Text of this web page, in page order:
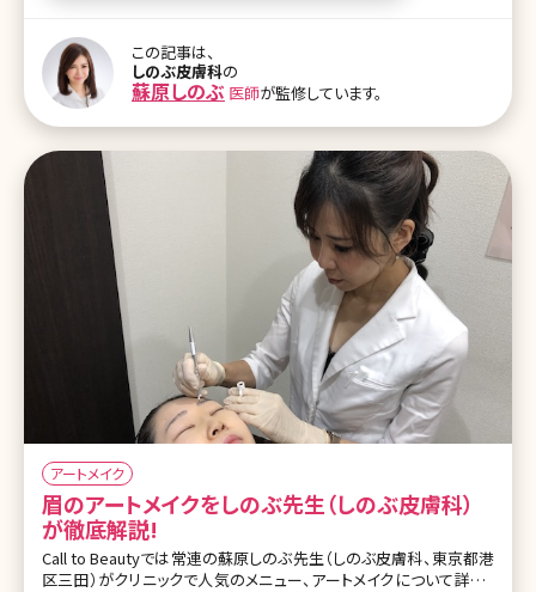
と、動いていないときは良いけども、動くと違和感が生まれることもあ
ります ー額の生え際のアートメイクについてお伺いします。患者様に
よっては、部分的な施術だけではなく、広範囲にされる方もいらっし
ゃいますか? しのぶ先生（以下S）：基本的にアートメイクはどこにで
ンに施術しています。
この記事は、
しのぶ皮膚科の
蘇原しのぶ 医師が監修しています。
アートメイク
眉のアートメイクをしのぶ先生（しのぶ皮膚科）
が徹底解説!
Call to Beautyでは常連の蘇原しのぶ先生（しのぶ皮膚科、東京都港
区三田）がクリニックで人気のメニュー、アートメイクについて詳しく